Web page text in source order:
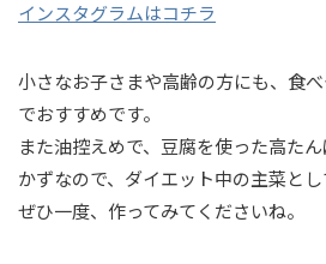
インスタグラムはコチラ
小さなお子さまや高齢の方にも、食
でおすすめです。
また油控えめで、豆腐を使った高た
かずなので、ダイエット中の主菜とし
ぜひ一度、作ってみてくださいね。